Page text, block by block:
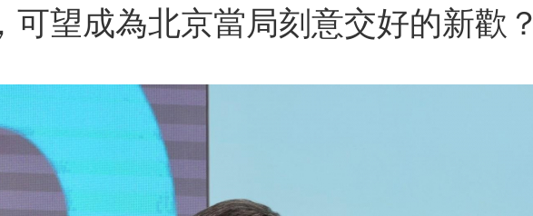
可望成為北京當局刻意交好的新歡？